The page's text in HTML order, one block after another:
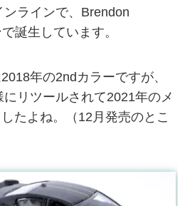
ラインで、Brendon
誕生しています。
年の2ndカラーですが、
リツールされて2021年のメ
たよね。（12月発売のとこ